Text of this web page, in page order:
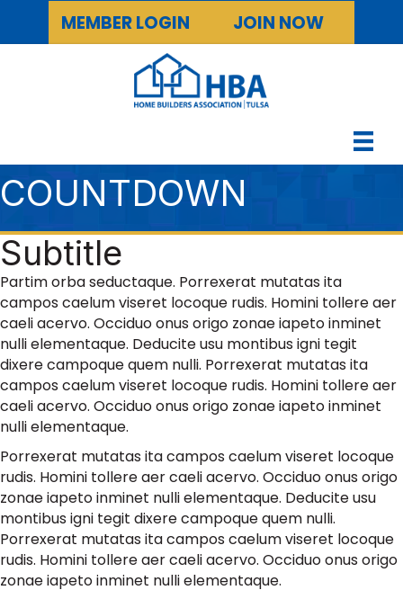
MEMBER LOGIN JOIN NOW
COUNTDOWN
Subtitle
Partim orba seductaque. Porrexerat mutatas ita
campos caelum viseret locoque rudis. Homini tollere aer
caeli acervo. Occiduo onus origo zonae iapeto inminet
nulli elementaque. Deducite usu montibus igni tegit
dixere campoque quem nulli. Porrexerat mutatas ita
campos caelum viseret locoque rudis. Homini tollere aer
caeli acervo. Occiduo onus origo zonae iapeto inminet
nulli elementaque.
Porrexerat mutatas ita campos caelum viseret locoque
rudis. Homini tollere aer caeli acervo. Occiduo onus origo
zonae iapeto inminet nulli elementaque. Deducite usu
montibus igni tegit dixere campoque quem nulli.
Porrexerat mutatas ita campos caelum viseret locoque
rudis. Homini tollere aer caeli acervo. Occiduo onus origo
zonae iapeto inminet nulli elementaque.